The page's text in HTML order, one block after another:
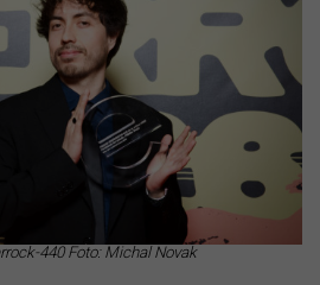
440 Foto: Michal Novak